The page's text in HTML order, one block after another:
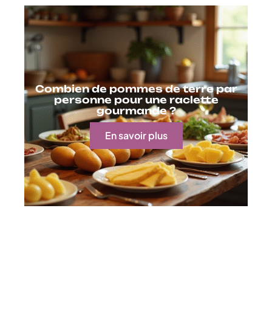
Combien de pommes de terre par
personne pour une raclette
gourmande ?
En savoir plus